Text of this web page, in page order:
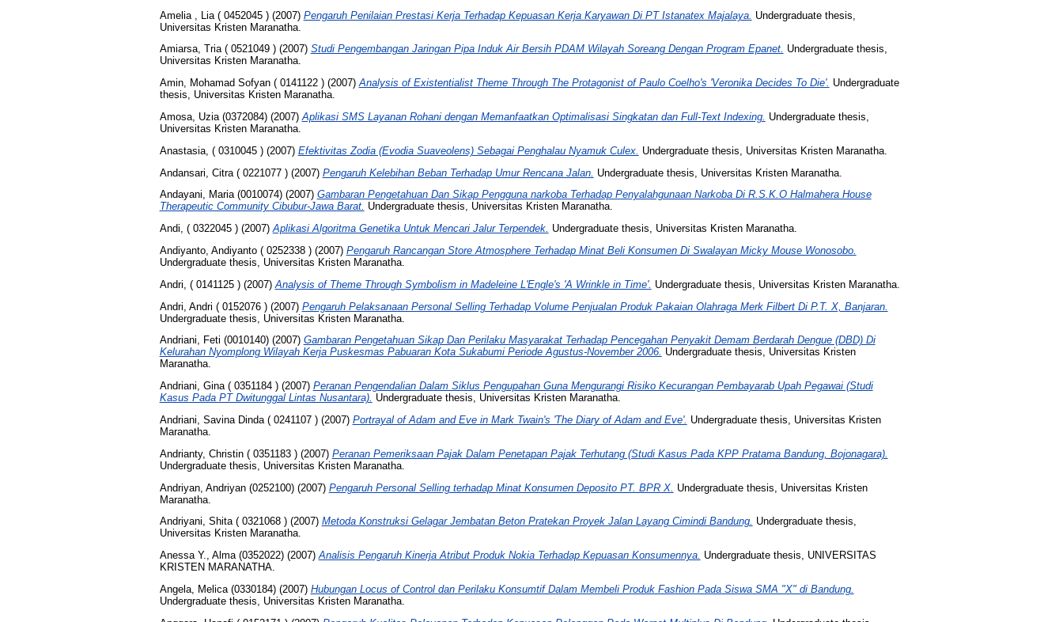
Amelia , Lia ( 0452045 )(2007) Pengaruh Penilaian Prestasi Kerja Terhadap Kepuasan Kerja Karyawan Di PT Istanatex Majalaya. Undergraduate thesis,
Universitas Kristen Maranatha.
Amiarsa, Tria ( 0521049 )(2007) Studi Pengembangan Jaringan Pipa Induk Air Bersih PDAM Wilayah Soreang Dengan Program Epanet. Undergraduate thesis,
Universitas Kristen Maranatha.
Amin, Mohamad Sofyan ( 0141122 )(2007)Analysis of Existentialist Theme Through The Protagonist of Paulo Coelho's 'Veronika Decides To Die'. Undergraduate
thesis, Universitas Kristen Maranatha.
Amosa, Uzia (0372084)(2007)Aplikasi SMS Layanan Rohani dengan Memanfaatkan Optimalisasi Singkatan dan Full-Text Indexing. Undergraduate thesis,
Universitas Kristen Maranatha.
Anastasia, ( 0310045 )(2007) Efektivitas Zodia (Evodia Suaveolens) Sebagai Penghalau Nyamuk Culex. Undergraduate thesis, Universitas Kristen Maranatha.
Andansari, Citra ( 0221077 )(2007) Pengaruh Kelebihan Beban Terhadap Umur Rencana Jalan. Undergraduate thesis, Universitas Kristen Maranatha.
Andayani, Maria (0010074)(2007) Gambaran Pengetahuan Dan Sikap Pengguna narkoba Terhadap Penyalahgunaan Narkoba Di R.S.K.O Halmahera House
Therapeutic Community Cibubur-Jawa Barat. Undergraduate thesis, Universitas Kristen Maranatha.
Andi, ( 0322045 )(2007)Aplikasi Algoritma Genetika Untuk Mencari Jalur Terpendek. Undergraduate thesis, Universitas Kristen Maranatha.
Andiyanto, Andiyanto ( 0252338 )(2007) Pengaruh Rancangan Store Atmosphere Terhadap Minat Beli Konsumen Di Swalayan Micky Mouse Wonosobo.
Undergraduate thesis, Universitas Kristen Maranatha.
Andri, ( 0141125 )(2007) Analysis of Theme Through Symbolism in Madeleine L'Engle's 'A Wrinkle in Time'. Undergraduate thesis, Universitas Kristen Maranatha.
Andri, Andri ( 0152076 )(2007) Pengaruh Pelaksanaan Personal Selling Terhadap Volume Penjualan Produk Pakaian Olahraga Merk Filbert Di P.T. X, Banjaran.
Undergraduate thesis, Universitas Kristen Maranatha.
Andriani, Feti (0010140)(2007) Gambaran Pengetahuan Sikap Dan Perilaku Masyarakat Terhadap Pencegahan Penyakit Demam Berdarah Dengue (DBD) Di
Kelurahan Nyomplong Wilayah Kerja Puskesmas Pabuaran Kota Sukabumi Periode Agustus-November 2006. Undergraduate thesis, Universitas Kristen
Maranatha.
Andriani, Gina ( 0351184 )(2007) Peranan Pengendalian Dalam Siklus Pengupahan Guna Mengurangi Risiko Kecurangan Pembayarab Upah Pegawai (Studi
Kasus Pada PT Dwitunggal Lintas Nusantara). Undergraduate thesis, Universitas Kristen Maranatha.
Andriani, Savina Dinda ( 0241107 )(2007) Portrayal of Adam and Eve in Mark Twain's 'The Diary of Adam and Eve'. Undergraduate thesis, Universitas Kristen
Maranatha.
Andrianty, Christin ( 0351183 )(2007) Peranan Pemeriksaan Pajak Dalam Penetapan Pajak Terhutang (Studi Kasus Pada KPP Pratama Bandung, Bojonagara).
Undergraduate thesis, Universitas Kristen Maranatha.
Andriyan, Andriyan (0252100)(2007) Pengaruh Personal Selling terhadap Minat Konsumen Deposito PT. BPR X. Undergraduate thesis, Universitas Kristen
Maranatha.
Andriyani, Shita ( 0321068 )(2007) Metoda Konstruksi Gelagar Jembatan Beton Pratekan Proyek Jalan Layang Cimindi Bandung. Undergraduate thesis,
Universitas Kristen Maranatha.
Anessa Y., Alma (0352022)(2007)Analisis Pengaruh Kinerja Atribut Produk Nokia Terhadap Kepuasan Konsumennya. Undergraduate thesis, UNIVERSITAS
KRISTEN MARANATHA.
Angela, Melica (0330184)(2007) Hubungan Locus of Control dan Perilaku Konsumtif Dalam Membeli Produk Fashion Pada Siswa SMA "X" di Bandung.
Undergraduate thesis, Universitas Kristen Maranatha.